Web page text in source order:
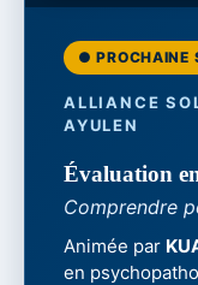
● PROCHAINE
ALLIANCE
AYULEN
Évaluation
Comprendre
Animée par
en